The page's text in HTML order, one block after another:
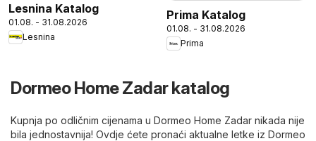
Lesnina Katalog
01.08. - 31.08.2026
Lesnina
Prima Katalog
01.08. - 31.08.2026
Prima
Dormeo Home Zadar katalog
Kupnja po odličnim cijenama u Dormeo Home Zadar nikada nije
bila jednostavnija! Ovdje ćete pronaći aktualne letke iz Dormeo